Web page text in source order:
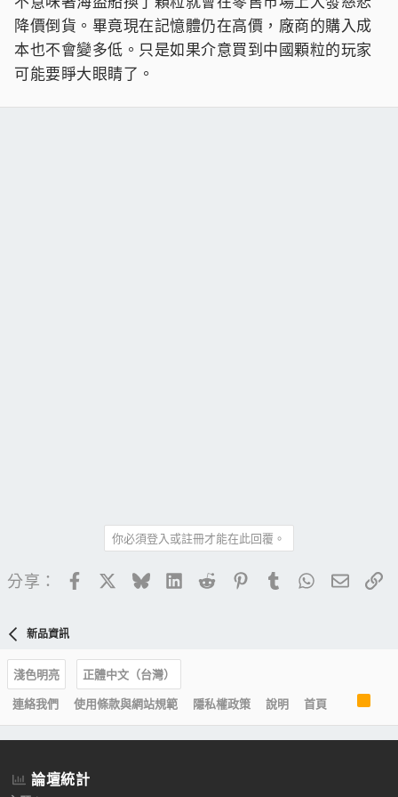
降價倒貨。畢竟現在記憶體仍在高價，廠商的購入成
本也不會變多低。只是如果介意買到中國顆粒的玩家
可能要睜大眼睛了。
你必須登入或註冊才能在此回覆。
分享： FacebookBlueskyLinkedIn
Reddit PinterestTumblrWhatsApp
電子
新品資訊
淺色明亮
正體中文（台灣）
連絡我們
使用條款與網站規範 隱私權政策 說明 首頁
S
論壇統計